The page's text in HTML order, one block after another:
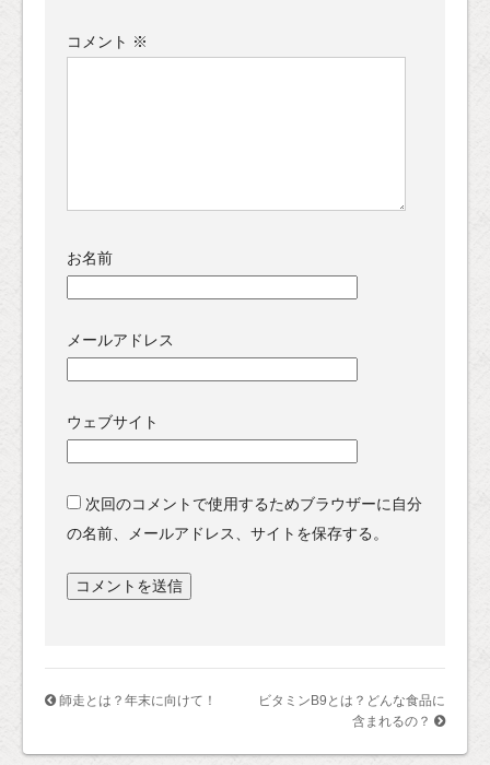
コメント ※
お名前
メールアドレス
ウェブサイト
次回のコメントで使用するためブラウザーに自分
の名前、メールアドレス、サイトを保存する。
師走とは？年末に向けて！
ビタミンB9とは？どんな食品に
含まれるの？